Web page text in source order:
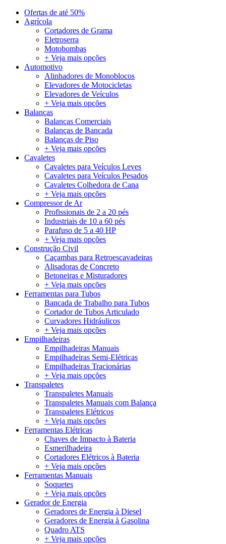
Ofertas de até 50%
Agrícola
Cortadores de Grama
Eletroserra
Motobombas
+ Veja mais opções
Automotivo
Alinhadores de Monoblocos
Elevadores de Motocicletas
Elevadores de Veículos
+ Veja mais opções
Balanças
Balanças Comerciais
Balanças de Bancada
Balanças de Piso
+ Veja mais opções
Cavaletes
Cavaletes para Veículos Leves
Cavaletes para Veículos Pesados
Cavaletes Colhedora de Cana
+ Veja mais opções
Compressor de Ar
Profissionais de 2 a 20 pés
Industriais de 10 a 60 pés
Parafuso de 5 a 40 HP
+ Veja mais opções
Construção Civil
Caçambas para Retroescavadeiras
Alisadoras de Concreto
Betoneiras e Misturadores
+ Veja mais opções
Ferramentas para Tubos
Bancada de Trabalho para Tubos
Cortador de Tubos Articulado
Curvadores Hidráulicos
+ Veja mais opções
Empilhadeiras
Empilhadeiras Manuais
Empilhadeiras Semi-Elétricas
Empilhadeiras Tracionárias
+ Veja mais opções
Transpaletes
Transpaletes Manuais
Transpaletes Manuais com Balança
Transpaletes Elétricos
+ Veja mais opções
Ferramentas Elétricas
Chaves de Impacto à Bateria
Esmerilhadeira
Cortadores Elétricos à Bateria
+ Veja mais opções
Ferramentas Manuais
Soquetes
+ Veja mais opções
Gerador de Energia
Geradores de Energia à Diesel
Geradores de Energia à Gasolina
Quadro ATS
+ Veja mais opções